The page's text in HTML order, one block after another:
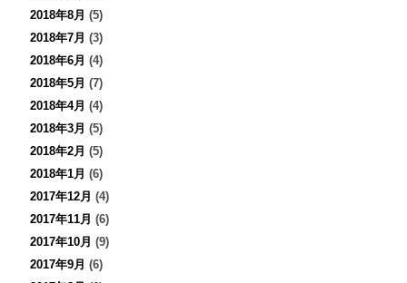
2018年8月 (5)
2018年7月 (3)
2018年6月 (4)
2018年5月 (7)
2018年4月 (4)
2018年3月 (5)
2018年2月 (5)
2018年1月 (6)
2017年12月 (4)
2017年11月 (6)
2017年10月 (9)
2017年9月 (6)